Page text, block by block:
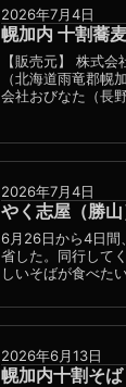
2026年7月4日
幌加内 十割蕎麦
【販売元】 株式
（北海道雨竜郡幌
会社おびなた（長
2026年7月4日
やく志屋（勝山
6月26日から4日間
省した。同行して
しいそばが食べた
2026年6月13日
幌加内十割そ